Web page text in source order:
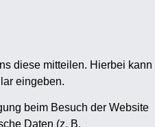
diese mitteilen. Hierbei kann
eingeben.
beim Besuch der Website
Daten (z. B.